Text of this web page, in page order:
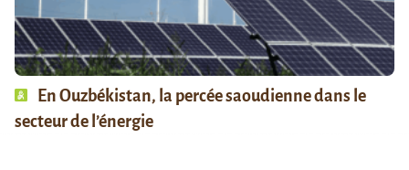
En Ouzbékistan, la percée saoudienne dans le
secteur de l’énergie